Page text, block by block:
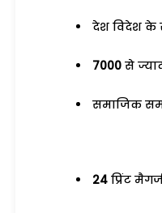
देश विदेश के
7000 से
समाजिक
24 प्रिंट